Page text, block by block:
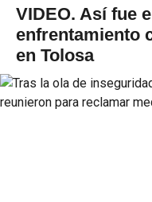
VIDEO. Así fue
enfrentamiento
en Tolosa